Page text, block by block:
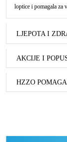
loptice i pomagala za
LJEPOTA I
AKCIJE I
HZZO